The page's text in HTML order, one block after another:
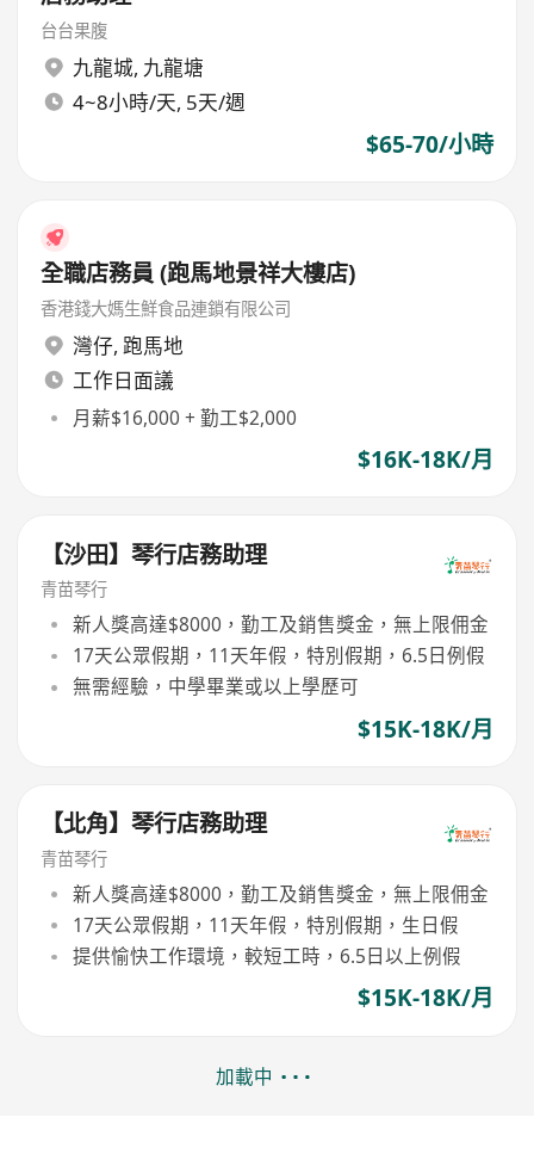
台台果腹
九龍城, 九龍塘
4~8小時/天, 5天/週
$65-70/小時
全職店務員 (跑馬地景祥大樓店)
香港錢大媽生鮮食品連鎖有限公司
灣仔, 跑馬地
工作日面議
月薪$16,000 + 勤工$2,000
$16K-18K/月
【沙田】琴行店務助理
青苗琴行
新人獎高達$8000，勤工及銷售獎金，無上限佣金
17天公眾假期，11天年假，特別假期，6.5日例假
無需經驗，中學畢業或以上學歷可
$15K-18K/月
【北角】琴行店務助理
青苗琴行
新人獎高達$8000，勤工及銷售獎金，無上限佣金
17天公眾假期，11天年假，特別假期，生日假
提供愉快工作環境，較短工時，6.5日以上例假
$15K-18K/月
加載中